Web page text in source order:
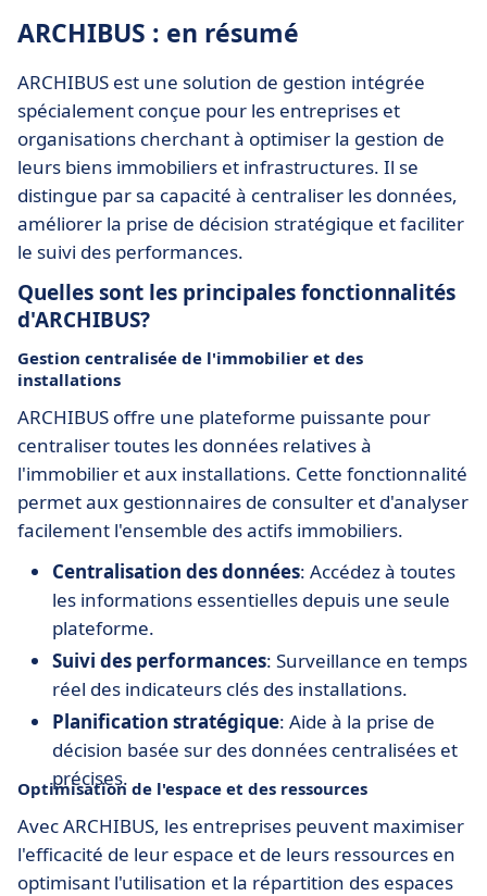
ARCHIBUS : en résumé
ARCHIBUS est une solution de gestion intégrée
spécialement conçue pour les entreprises et
organisations cherchant à optimiser la gestion de
leurs biens immobiliers et infrastructures. Il se
distingue par sa capacité à centraliser les données,
améliorer la prise de décision stratégique et faciliter
le suivi des performances.
Quelles sont les principales fonctionnalités
d'ARCHIBUS?
Gestion centralisée de l'immobilier et des
installations
ARCHIBUS offre une plateforme puissante pour
centraliser toutes les données relatives à
l'immobilier et aux installations. Cette fonctionnalité
permet aux gestionnaires de consulter et d'analyser
facilement l'ensemble des actifs immobiliers.
Centralisation des données: Accédez à toutes
les informations essentielles depuis une seule
plateforme.
Suivi des performances: Surveillance en temps
réel des indicateurs clés des installations.
Planification stratégique: Aide à la prise de
décision basée sur des données centralisées et
précises.
Optimisation de l'espace et des ressources
Avec ARCHIBUS, les entreprises peuvent maximiser
l'efficacité de leur espace et de leurs ressources en
optimisant l'utilisation et la répartition des espaces